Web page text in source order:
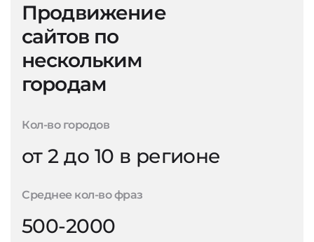
Продвижение
сайтов по
нескольким
городам
Кол-во городов
от 2 до 10 в регионе
Среднее кол-во фраз
500-2000